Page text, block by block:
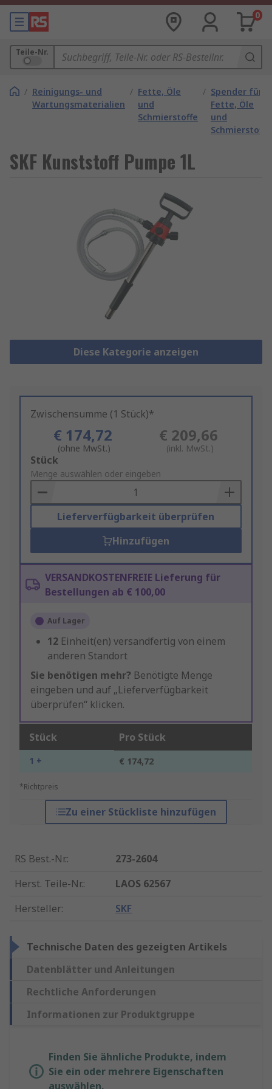
0
Teile-Nr.
/ Reinigungs- und
Wartungsmaterialien
/ Fette, Öle
und
Schmierstoffe
/ Spender für
Fette, Öle
und
Schmierstoffe
SKF Kunststoff Pumpe 1L
Diese Kategorie anzeigen
Zwischensumme (1 Stück)*
€ 174,72
(ohne MwSt.)
€ 209,66
(inkl. MwSt.)
Add
to
Basket
Stück
Menge auswählen oder eingeben
Lieferverfügbarkeit überprüfen
Hinzufügen
VERSANDKOSTENFREIE Lieferung für
Bestellungen ab € 100,00
Auf Lager
12 Einheit(en) versandfertig von einem
anderen Standort
Sie benötigen mehr? Benötigte Menge
eingeben und auf „Lieferverfügbarkeit
überprüfen“ klicken.
Stück Pro Stück
1 + € 174,72
*Richtpreis
Zu einer Stückliste hinzufügen
RS Best.-Nr.:
273-2604
Herst. Teile-Nr.:
LAOS 62567
Hersteller: SKF
Technische Daten des gezeigten Artikels
Datenblätter und Anleitungen
Rechtliche Anforderungen
Informationen zur Produktgruppe
Finden Sie ähnliche Produkte, indem
Sie ein oder mehrere Eigenschaften
auswählen.